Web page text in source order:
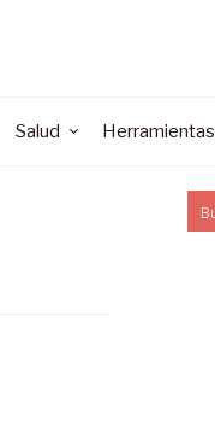
Salud Herramientas